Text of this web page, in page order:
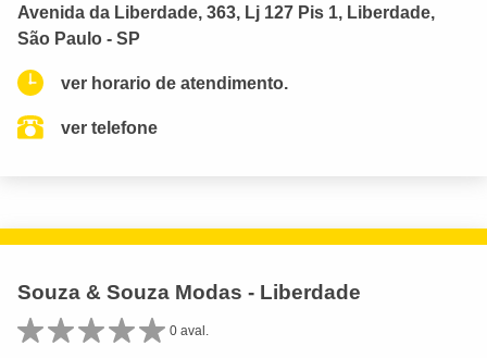
Avenida da Liberdade, 363, Lj 127 Pis 1, Liberdade,
São Paulo - SP
ver horario de atendimento.
ver telefone
Souza & Souza Modas - Liberdade
0 aval.